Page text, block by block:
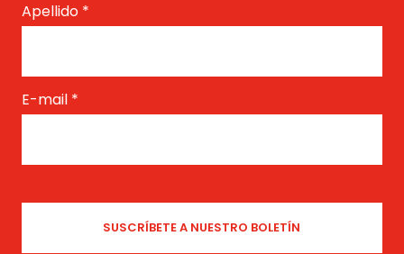
Apellido *
E-mail *